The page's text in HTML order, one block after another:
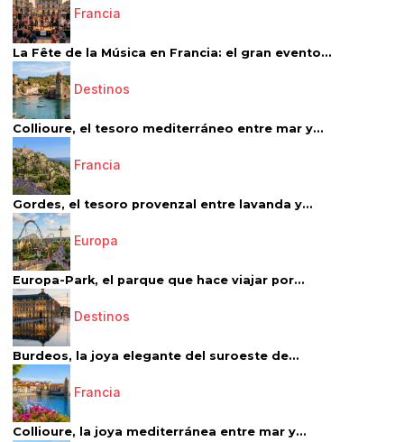
Francia
La Fête de la Música en Francia: el gran evento...
Destinos
Collioure, el tesoro mediterráneo entre mar y...
Francia
Gordes, el tesoro provenzal entre lavanda y...
Europa
Europa-Park, el parque que hace viajar por...
Destinos
Burdeos, la joya elegante del suroeste de...
Francia
Collioure, la joya mediterránea entre mar y...